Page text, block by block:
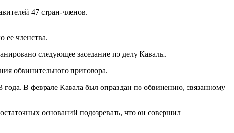
47 стран-членов.
ее членства.
следующее заседание по делу Кавалы.
обвинительного приговора.
года. В феврале Кавала был оправдан по обвинению, связанному
оснований подозревать, что он совершил